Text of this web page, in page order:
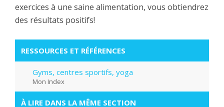
exercices à une saine alimentation, vous obtiendrez
des résultats positifs!
RESSOURCES ET RÉFÉRENCES
Gyms, centres sportifs, yoga
Mon Index
À LIRE DANS LA MÊME SECTION